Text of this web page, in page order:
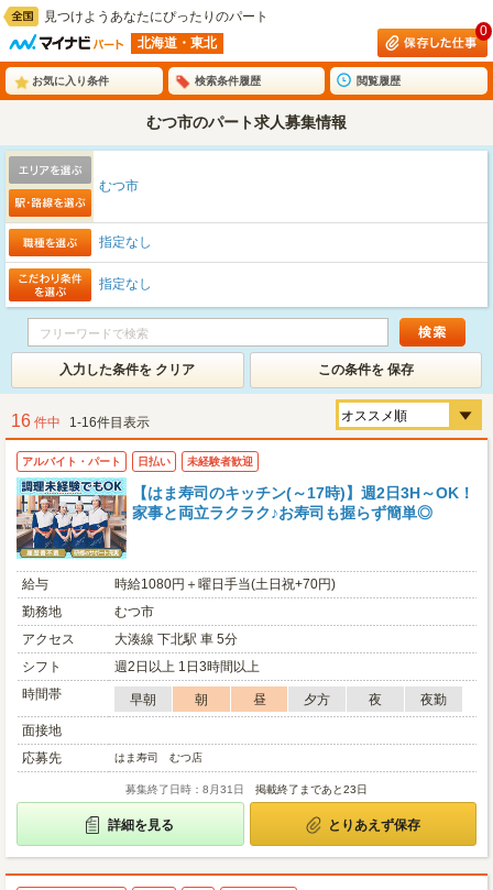
見つけようあなたにぴったりのパート
北海道・東北
0
お気に入り条件 検索条件履歴 閲覧履歴
むつ市のパート求人募集情報
むつ市
指定なし
指定なし
入力した条件を クリア この条件を 保存
16 件中 1-16件目表示
アルバイト・パート 日払い 未経験者歓迎
【はま寿司のキッチン(～17時)】週2日3H～OK！
家事と両立ラクラク♪お寿司も握らず簡単◎
給与
時給1080円＋曜日手当(土日祝+70円)
勤務地
むつ市
アクセス
大湊線 下北駅 車 5分
シフト
週2日以上 1日3時間以上
時間帯
早朝 朝 昼 夕方 夜
夜勤
面接地
応募先
はま寿司 むつ店
募集終了日時：8月31日 掲載終了まであと23日
詳細を見る とりあえず保存